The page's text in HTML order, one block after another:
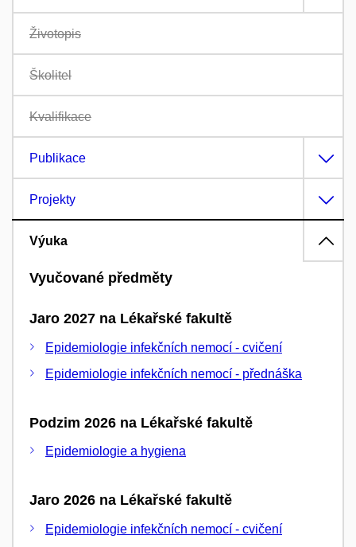
Životopis
Školitel
Kvalifikace
Publikace
Projekty
Výuka
Vyučované předměty
Jaro 2027 na Lékařské fakultě
Epidemiologie infekčních nemocí - cvičení
Epidemiologie infekčních nemocí - přednáška
Podzim 2026 na Lékařské fakultě
Epidemiologie a hygiena
Jaro 2026 na Lékařské fakultě
Epidemiologie infekčních nemocí - cvičení